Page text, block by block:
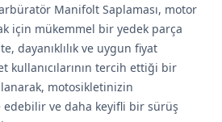
Manifolt Saplaması, motor
için mükemmel bir yedek parça
dayanıklılık ve uygun fiyat
kullanıcılarının tercih ettiği bir
motosikletinizin
edebilir ve daha keyifli bir sürüş